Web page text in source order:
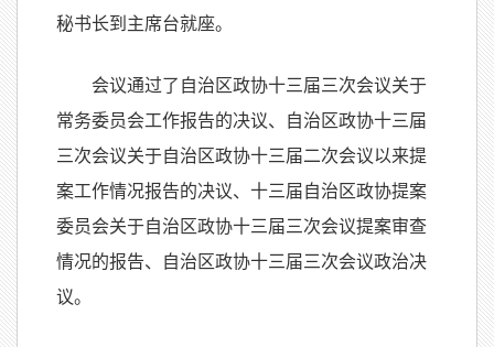
秘书长到主席台就座。
会议通过了自治区政协十三届三次会议关于
常务委员会工作报告的决议、自治区政协十三届
三次会议关于自治区政协十三届二次会议以来提
案工作情况报告的决议、十三届自治区政协提案
委员会关于自治区政协十三届三次会议提案审查
情况的报告、自治区政协十三届三次会议政治决
议。